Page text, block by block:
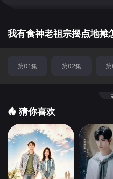
我有食神老祖宗摆点地摊
第01集 第02集
猜你喜欢